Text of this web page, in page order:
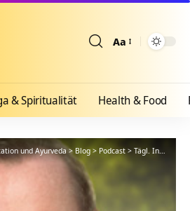
Aa
& Spiritualität Health & Food
und Ayurveda> Blog > Podcast> Tägl. Inspiration